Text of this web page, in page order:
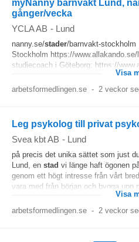
myNanny barnvakt Lund,
gånger/vecka
YCLA AB - Lund
nanny.se/stader/barnvakt-
Stockholm https://
studiecoach i Göteborg: https://
Visa
arbetsformedlingen.se - 2 veckor
Leg psykolog till privat
Svea kbt AB - Lund
på precis det unika sättet som just
Lund, en stad vi länge haft ögonen
genom ett högt intresse från vårt
vara med från början och bygga upp
Visa
arbetsformedlingen.se - 2 veckor